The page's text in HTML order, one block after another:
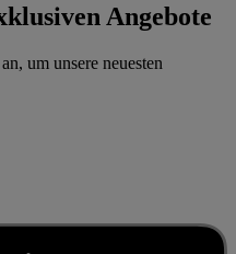
Angebote
um unsere neuesten